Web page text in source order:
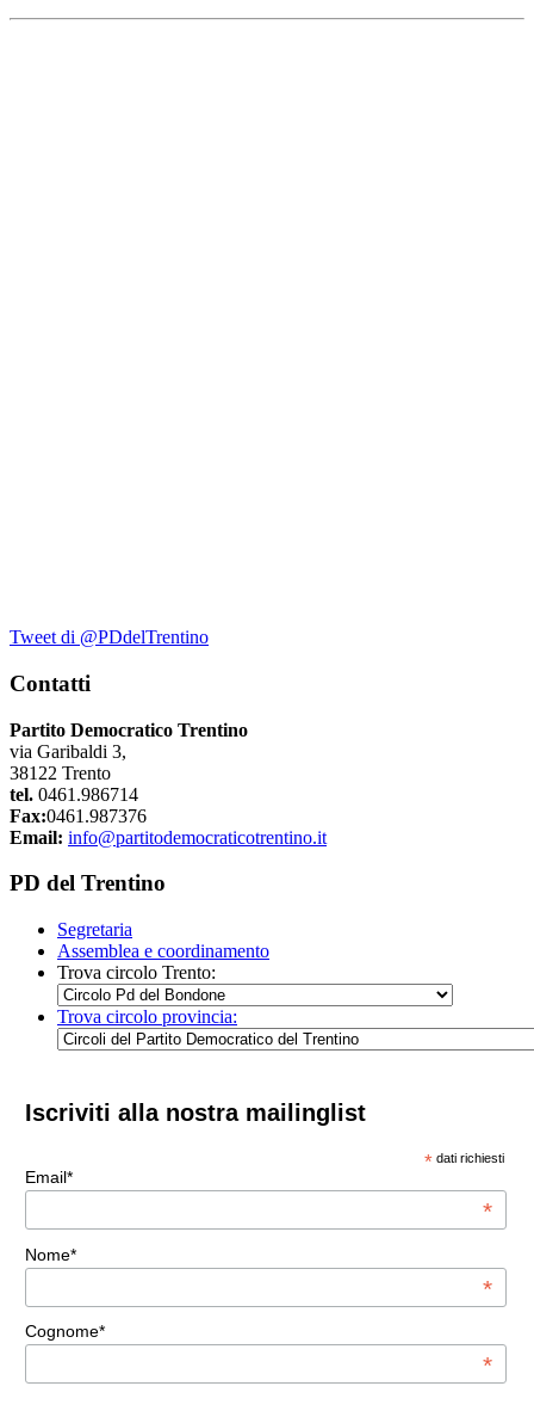
Tweet di @PDdelTrentino
Contatti
Partito Democratico Trentino
via Garibaldi 3,
38122 Trento
tel. 0461.986714
Fax:0461.987376
Email: info@partitodemocraticotrentino.it
PD del Trentino
Segretaria
Assemblea e coordinamento
Trova circolo Trento:
Trova circolo provincia:
Iscriviti alla nostra mailinglist
* dati richiesti
Email*
*
Nome*
*
Cognome*
*